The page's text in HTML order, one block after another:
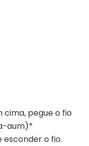
cima, pegue o fio
aum)*
o fio.